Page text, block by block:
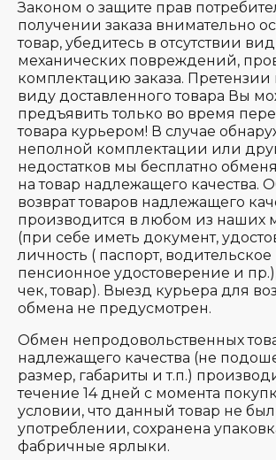
Законом о защите прав
получении заказа внимательно
товар, убедитесь в отсутствии
механических повреждений,
комплектацию заказа.
виду доставленного товара Вы
предъявить только во время
товара курьером! В случае
неполной комплектации или
недостатков мы бесплатно
на товар надлежащего качества.
возврат товаров надлежащего
производится в любом из наших
(при себе иметь документ,
личность ( паспорт,
пенсионное удостоверение и
чек, товар). Выезд курьера для
обмена не предусмотрен.
Обмен непродовольственных
надлежащего качества (не
размер, габариты и т.п.)
течение 14 дней с момента
условии, что данный товар не
употреблении, сохранена
фабричные ярлыки.